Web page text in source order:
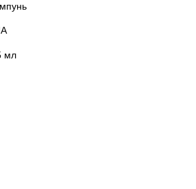
мл